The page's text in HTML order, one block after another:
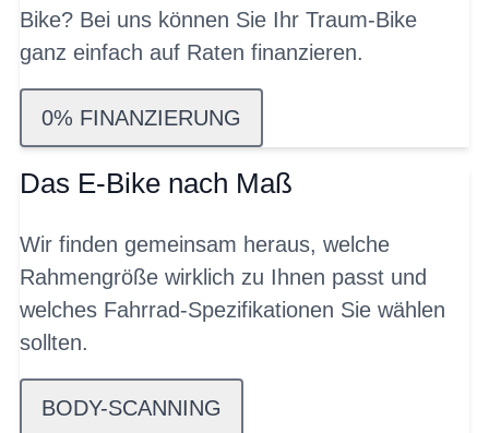
Bike? Bei uns können Sie Ihr Traum-Bike
ganz einfach auf Raten finanzieren.
0% FINANZIERUNG
Das E-Bike nach Maß
Wir finden gemeinsam heraus, welche
Rahmengröße wirklich zu Ihnen passt und
welches Fahrrad-Spezifikationen Sie wählen
sollten.
BODY-SCANNING